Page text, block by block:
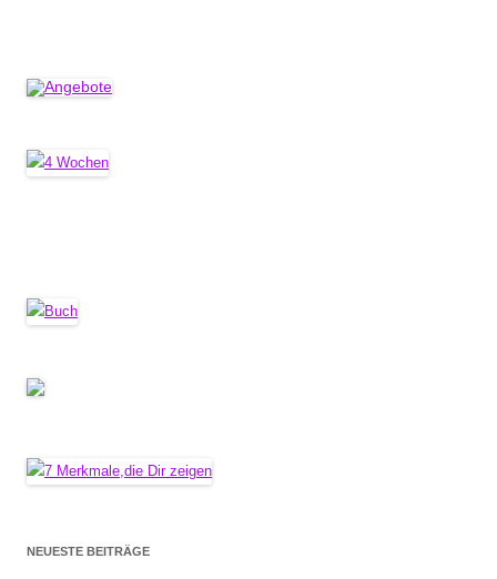
NEUESTE BEITRÄGE